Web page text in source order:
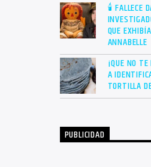
🕯 FALLECE
QUE
ANNABELLE
¡QUE NO
A
TORTILLA
PUBLICIDAD